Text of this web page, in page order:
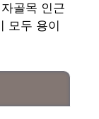
골목 인근
모두 용이